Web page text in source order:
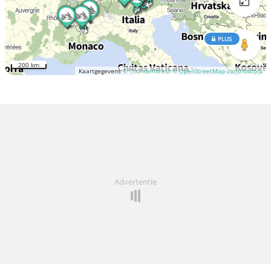
Kaartgegevens© Thunderforest © OpenStreetMap contributors
PLUS
200 km
Advertentie